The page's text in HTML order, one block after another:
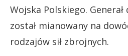
Wojska Polskiego.
został mianowany na
rodzajów sił zbrojnych.